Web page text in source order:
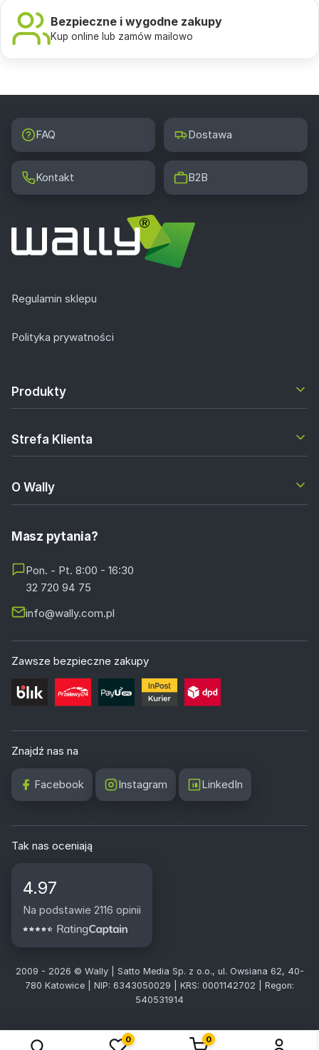
Bezpieczne i wygodne zakupy
Kup online lub zamów mailowo
FAQ Dostawa
Kontakt B2B
Regulamin sklepu
Polityka prywatności
Produkty
Strefa Klienta
O Wally
Masz pytania?
Pon. - Pt. 8:00 - 16:30
32 720 94 75
info@wally.com.pl
Zawsze bezpieczne zakupy
Znajdź nas na
Facebook Instagram LinkedIn
Tak nas oceniają
4.97
Na podstawie 2116 opinii
2009 - 2026 © Wally | Satto Media Sp. z o.o., ul. Owsiana 62, 40-
780 Katowice | NIP: 6343050029 | KRS: 0001142702 | Regon:
540531914
0 0